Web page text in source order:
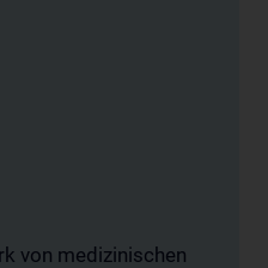
von medizinischen